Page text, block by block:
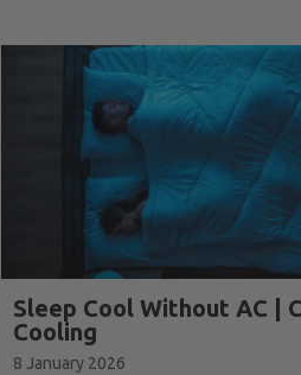
Sleep Cool Without AC |
Cooling
8 January 2026